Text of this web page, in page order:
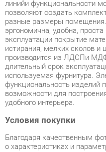
эксплуатации покрытие
истирания, мелких сколов и
производится из ЛДСПи
длительный срок
используемая фурнитура.
функциональность изделий
возможности для построения
удобного интерьера.
Условия покупки
Благодаря качественным
покупателей маркетплэйса
Браво Лотос 1 Орех»
производства Браво с